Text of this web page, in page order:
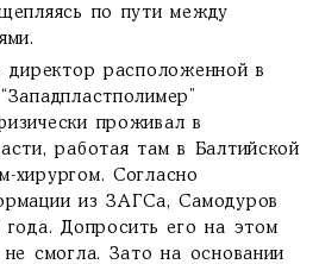
по пути между
расположенной в
проживал в
работая там в Балтийской
хирургом. Согласно
из ЗАГСа, Самодуров
Допросить его на этом
не смогла. Зато на основании